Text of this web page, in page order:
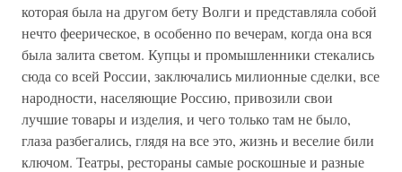
которая была на другом бету Волги и представляла собой
нечто феерическое, в особенно по вечерам, когда она вся
была залита светом. Купцы и промышленники стекались
сюда со всей России, заключались милионные сделки, все
народности, населяющие Россию, привозили свои
лучшие товары и изделия, и чего только там не было,
глаза разбегались, глядя на все это, жизнь и веселие били
ключом. Театры, рестораны самые роскошные и разные